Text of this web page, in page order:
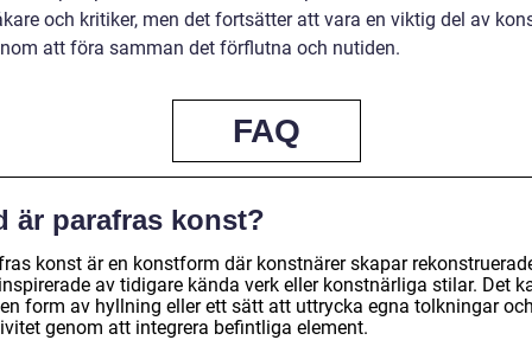
och kritiker, men det fortsätter att vara en viktig del av
att föra samman det förflutna och nutiden.
FAQ
är parafras konst?
konst är en konstform där konstnärer skapar
av tidigare kända verk eller konstnärliga stilar. Det
form av hyllning eller ett sätt att uttrycka egna tolkningar
genom att integrera befintliga element.